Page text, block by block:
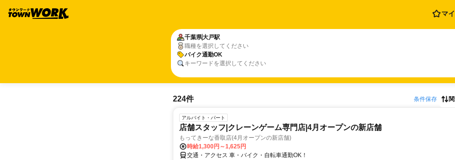
マ
千葉県大戸駅
職種を選択してください
バイク通勤OK
キーワードを選択してください
224件 条件保存
アルバイト・パート
店舗スタッフ|クレーンゲーム専門店|4月オープンの新店舗
もってきーな香取店(4月オープンの新店舗)
時給1,300円～1,625円
交通・アクセス 車・バイク・自転車通勤OK！